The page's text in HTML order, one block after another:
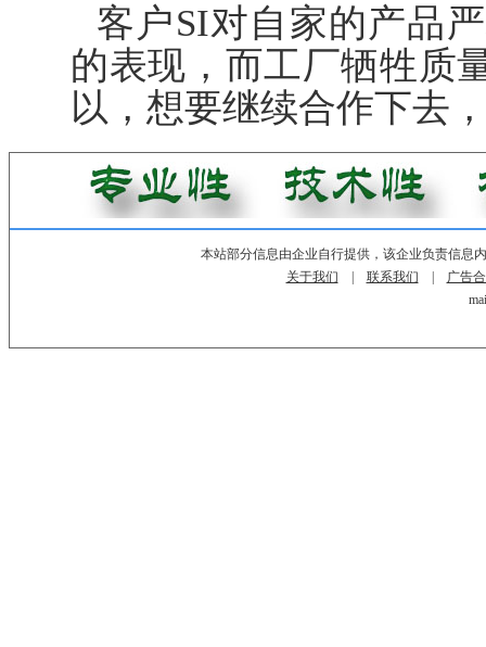
客户SI对自家的产品
的表现，而工厂牺牲质
以，想要继续合作下去
本站部分信息由企业自行提供，该企业负责信息
关于我们
联系我们
广告